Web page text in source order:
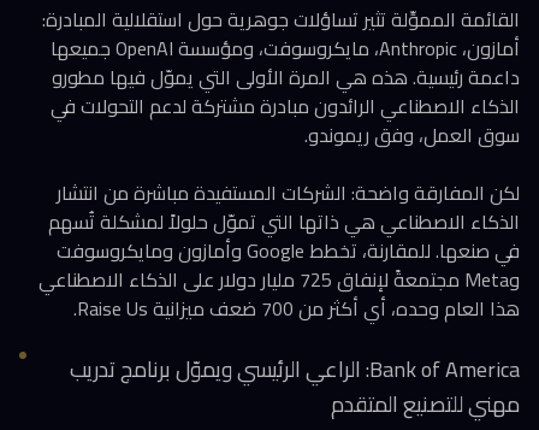
القائمة المموِّلة تثير تساؤلات جوهرية حول استقلالية المبادرة:
أمازون، Anthropic، مايكروسوفت، ومؤسسة OpenAI جميعها
داعمة رئيسية. هذه هي المرة الأولى التي يموّل فيها مطورو
الذكاء الاصطناعي الرائدون مبادرة مشتركة لدعم التحولات في
سوق العمل، وفق ريموندو.
لكن المفارقة واضحة: الشركات المستفيدة مباشرة من انتشار
الذكاء الاصطناعي هي ذاتها التي تموّل حلولاً لمشكلة تُسهم
في صنعها. للمقارنة، تخطط Google وأمازون ومايكروسوفت
وMeta مجتمعةً لإنفاق 725 مليار دولار على الذكاء الاصطناعي
هذا العام وحده، أي أكثر من 700 ضعف ميزانية Raise Us.
Bank of America: الراعي الرئيسي ويموّل برنامج تدريب
مهني للتصنيع المتقدم